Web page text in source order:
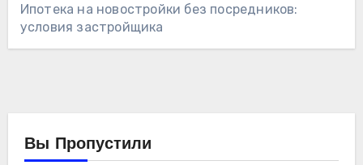
Ипотека на новостройки без посредников:
условия застройщика
Вы Пропустили